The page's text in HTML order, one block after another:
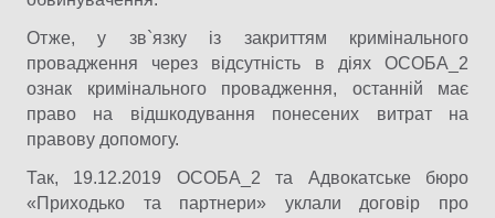
Отже, у зв`язку із закриттям кримінального
провадження через відсутність в діях ОСОБА_2
ознак кримінального провадження, останній має
право на відшкодування понесених витрат на
правову допомогу.
Так, 19.12.2019 ОСОБА_2 та Адвокатське бюро
«Приходько та партнери» уклали договір про